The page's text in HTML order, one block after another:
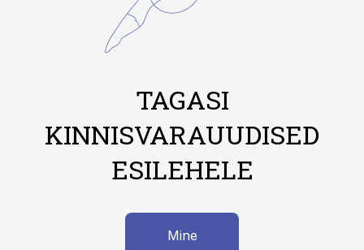
TAGASI
KINNISVARAUUDISED
ESILEHELE
Mine